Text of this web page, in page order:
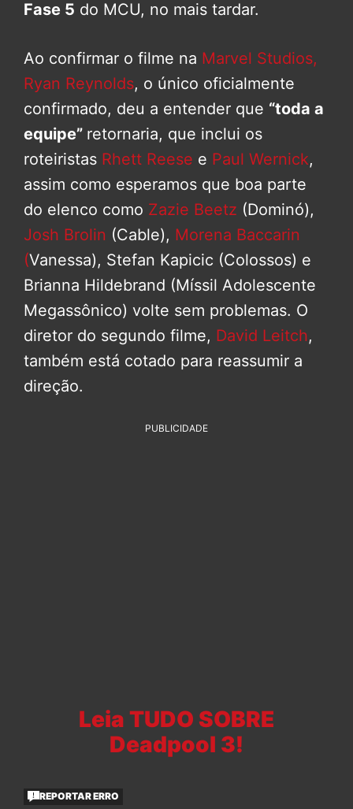
Fase 5 do MCU, no mais tardar.
Ao confirmar o filme na Marvel Studios,
Ryan Reynolds, o único oficialmente
confirmado, deu a entender que “toda a
equipe” retornaria, que inclui os
roteiristas Rhett Reese e Paul Wernick,
assim como esperamos que boa parte
do elenco como Zazie Beetz (Dominó),
Josh Brolin (Cable), Morena Baccarin
(Vanessa), Stefan Kapicic (Colossos) e
Brianna Hildebrand (Míssil Adolescente
Megassônico) volte sem problemas. O
diretor do segundo filme, David Leitch,
também está cotado para reassumir a
direção.
PUBLICIDADE
Leia TUDO SOBRE
Deadpool 3!
REPORTAR ERRO